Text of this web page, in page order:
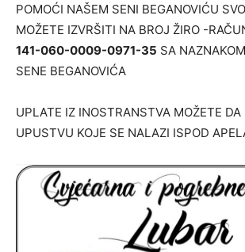
POMOĆI NAŠEM SENI BEGANOVIĆU
MOŽETE IZVRŠITI NA BROJ ŽIRO -
141-060-0009-0971-35 SA
SENE BEGANOVIĆA
UPLATE IZ INOSTRANSTVA MOŽETE DA
UPUSTVU KOJE SE NALAZI ISPOD